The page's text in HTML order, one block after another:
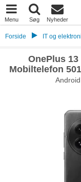
Menu Søg Nyheder
Forside IT og
OnePlus 13
Mobiltelefon